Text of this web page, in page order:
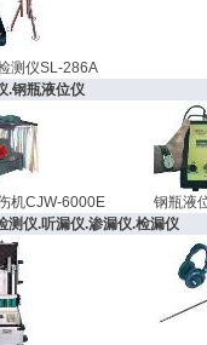
测仪SL-286A
.钢瓶液位仪
机CJW-6000E
钢瓶液
测仪.听漏仪.渗漏仪.检漏仪